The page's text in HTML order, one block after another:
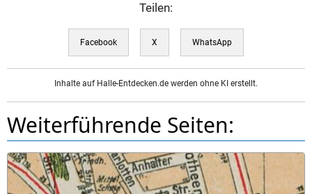
Teilen:
Facebook X WhatsApp
Inhalte auf Halle-Entdecken.de werden ohne KI erstellt.
Weiterführende Seiten: